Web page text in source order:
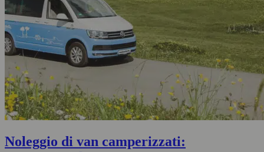
Noleggio di van camperizzati: